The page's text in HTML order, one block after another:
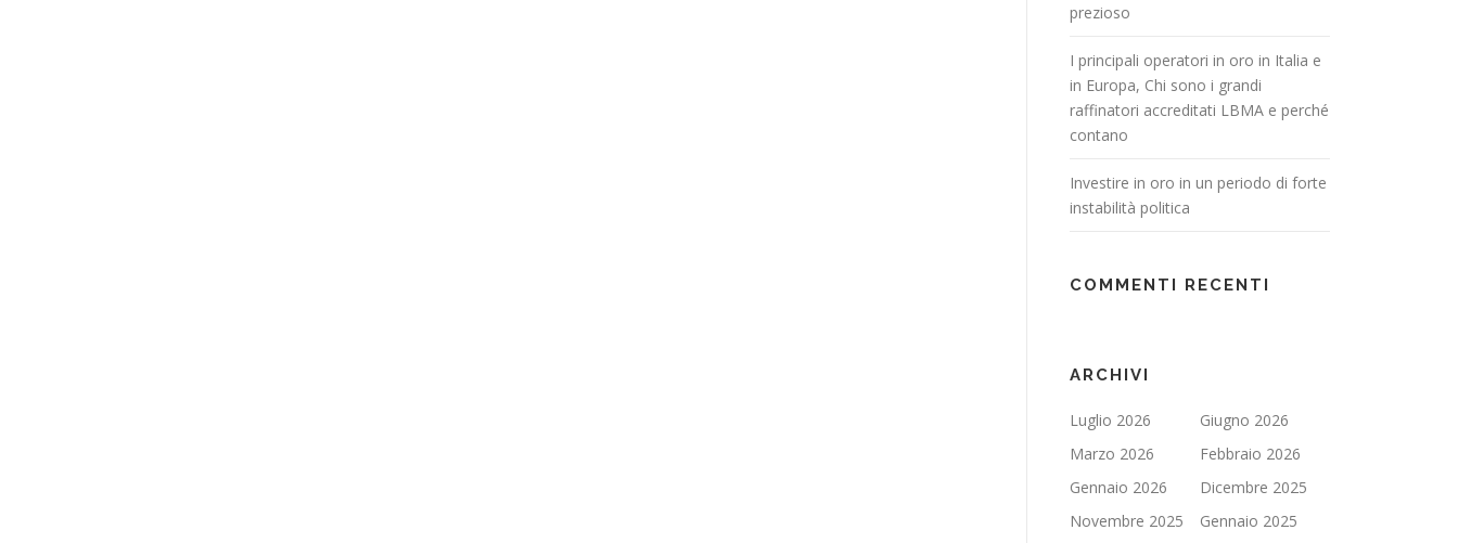
prezioso
I principali operatori in oro in Italia e
in Europa, Chi sono i grandi
raffinatori accreditati LBMA e perché
contano
Investire in oro in un periodo di forte
instabilità politica
COMMENTI RECENTI
ARCHIVI
Luglio 2026
Giugno 2026
Marzo 2026
Febbraio 2026
Gennaio 2026
Dicembre 2025
Novembre 2025
Gennaio 2025